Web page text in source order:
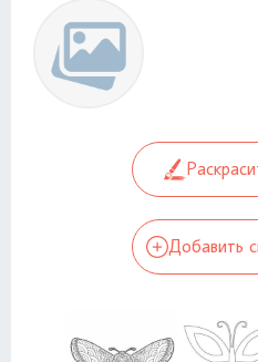
Добавить